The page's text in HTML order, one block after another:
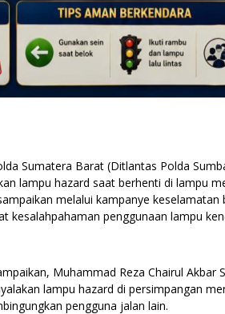
Sumatera Barat (Ditlantas Polda
lampu hazard saat berhenti di lampu
melalui kampanye keselamatan
kesalahpahaman penggunaan lampu
Muhammad Reza Chairul Akbar
lampu hazard di persimpangan
pengguna jalan lain.